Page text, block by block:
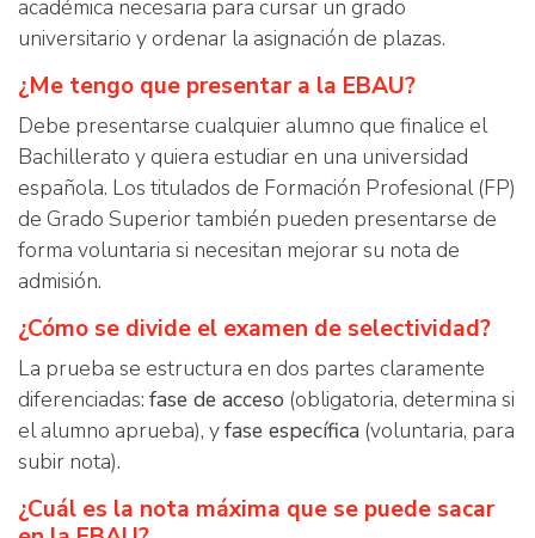
académica necesaria para cursar un grado
universitario y ordenar la asignación de plazas.
¿Me tengo que presentar a la EBAU?
Debe presentarse cualquier alumno que finalice el
Bachillerato y quiera estudiar en una universidad
española. Los titulados de Formación Profesional (FP)
de Grado Superior también pueden presentarse de
forma voluntaria si necesitan mejorar su nota de
admisión.
¿Cómo se divide el examen de selectividad?
La prueba se estructura en dos partes claramente
diferenciadas: fase de acceso (obligatoria, determina si
el alumno aprueba), yfase específica (voluntaria, para
subir nota).
¿Cuál es la nota máxima que se puede sacar